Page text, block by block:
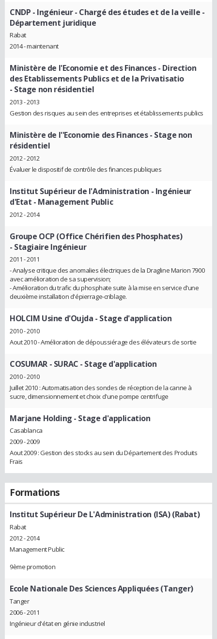
CNDP - Ingénieur - Chargé des études et de la veille -
Département juridique
Rabat
2014 - maintenant
Ministère de l'Economie et des Finances - Direction
des Etablissements Publics et de la Privatisatio
- Stage non résidentiel
2013 - 2013
Gestion des risques au sein des entreprises et établissements publics
Ministère de l''Economie des Finances- Stage non
résidentiel
2012 - 2012
Évaluer le dispositif de contrôle des finances publiques
Institut Supérieur de l'Administration - Ingénieur
d'Etat - Management Public
2012 - 2014
Groupe OCP (Office Chérifien des Phosphates)
- Stagiaire Ingénieur
2011 - 2011
- Analyse critique des anomalies électriques de la Dragline Marion 7900
avec amélioration de sa supervision;
- Amélioration du trafic du phosphate suite à la mise en service d'une
deuxième installation d'épierrage-criblage.
HOLCIM Usine d'Oujda - Stage d'application
2010 - 2010
Aout 2010 - Amélioration de dépoussiérage des élévateurs de sortie
COSUMAR - SURAC - Stage d'application
2010 - 2010
Juillet 2010 : Automatisation des sondes de réception de la canne à
sucre, dimensionnement et choix d'une pompe centrifuge
Marjane Holding - Stage d'application
Casablanca
2009 - 2009
Aout 2009 : Gestion des stocks au sein du Département des Produits
Frais
Formations
Institut Supérieur De L'Administration (ISA) (Rabat)
Rabat
2012 - 2014
Management Public
9ème promotion
Ecole Nationale Des Sciences Appliquées (Tanger)
Tanger
2006 - 2011
Ingénieur d'état en génie industriel